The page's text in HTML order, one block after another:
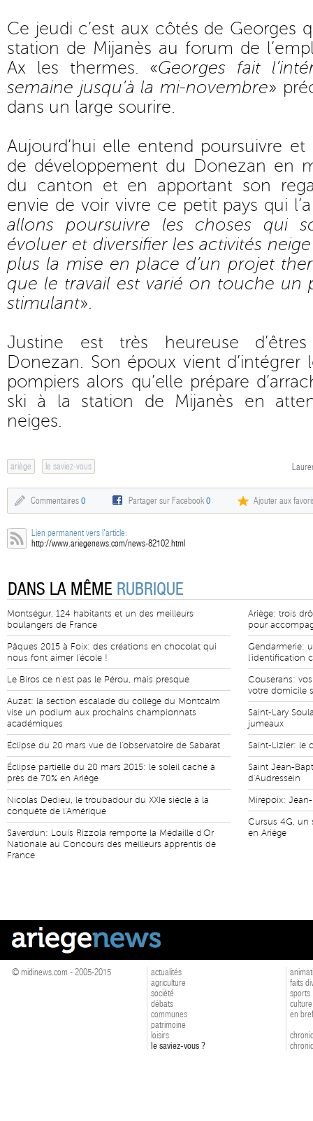
Ce jeudi c’est aux côtés de Georges
station de Mijanès au forum de
Ax les thermes. «Georges fait
semaine jusqu’à la mi-novembre»
dans un large sourire.
Aujourd’hui elle entend poursuivre
de développement du Donezan en
du canton et en apportant son
envie de voir vivre ce petit pays qui
allons poursuivre les choses qui
évoluer et diversifier les activités
plus la mise en place d’un projet
que le travail est varié on touche un
stimulant».
Justine est très heureuse
Donezan. Son époux vient d’intégrer
pompiers alors qu’elle prépare
ski à la station de Mijanès en
neiges.
ariège le saviez-vous
Commentaires 0 Partager sur Facebook0 Ajouter aux
Lien permanent vers l'article:
http://www.ariegenews.com/news-82102.html
DANS LA MÊME RUBRIQUE
Montségur, 124 habitants et un des meilleurs
boulangers de France
Pâques 2015 à Foix: des créations en chocolat qui
nous font aimer l'école !
Le Biros ce n'est pas le Pérou, mais presque
Auzat: la section escalade du collège du Montcalm
vise un podium aux prochains championnats
académiques
Éclipse du 20 mars vue de l'observatoire de Sabarat
Éclipse partielle du 20 mars 2015: le soleil caché à
près de 70% en Ariège
Nicolas Dedieu, le troubadour du XXIe siècle à la
conquête de l'Amérique
Saverdun: Louis Rizzola remporte la Médaille d'Or
Nationale au Concours des meilleurs apprentis de
France
Ariège: trois
pour
Gendarmerie:
l'identification
Couserans:
votre domicile
Saint-Lary
jumeaux
Saint-Lizier: le
Saint Jean-
d'Audressein
Mirepoix:
Cursus 4G, un
en Ariège
© midinews.com - 2005-2015
actualités
agriculture
société
débats
communes
patrimoine
loisirs
le saviez-vous ?
faits
sports
culture
en bref